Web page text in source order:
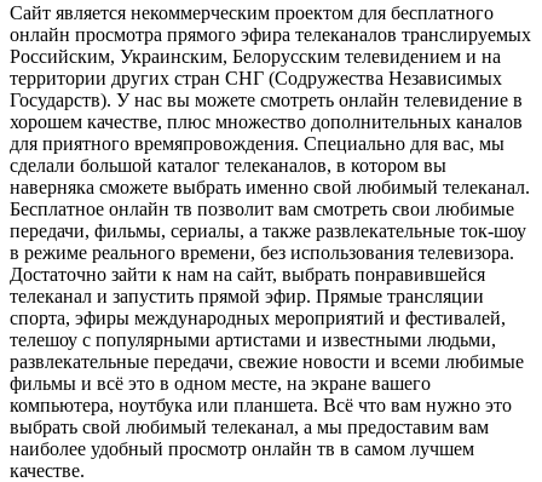
Сайт является некоммерческим проектом для бесплатного
онлайн просмотра прямого эфира телеканалов транслируемых
Российским, Украинским, Белорусским телевидением и на
территории других стран СНГ (Содружества Независимых
Государств). У нас вы можете смотреть онлайн телевидение в
хорошем качестве, плюс множество дополнительных каналов
для приятного времяпровождения. Специально для вас, мы
сделали большой каталог телеканалов, в котором вы
наверняка сможете выбрать именно свой любимый телеканал.
Бесплатное онлайн тв позволит вам смотреть свои любимые
передачи, фильмы, сериалы, а также развлекательные ток-шоу
в режиме реального времени, без использования телевизора.
Достаточно зайти к нам на сайт, выбрать понравившейся
телеканал и запустить прямой эфир. Прямые трансляции
спорта, эфиры международных мероприятий и фестивалей,
телешоу с популярными артистами и известными людьми,
развлекательные передачи, свежие новости и всеми любимые
фильмы и всё это в одном месте, на экране вашего
компьютера, ноутбука или планшета. Всё что вам нужно это
выбрать свой любимый телеканал, а мы предоставим вам
наиболее удобный просмотр онлайн тв в самом лучшем
качестве.